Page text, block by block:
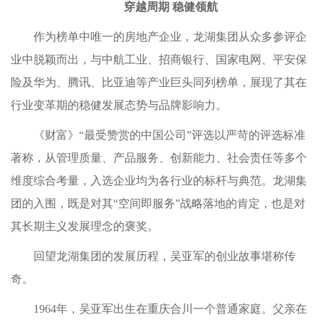
穿越周期 稳健领航
作为榜单中唯一的房地产企业，龙湖集团从众多参评企
业中脱颖而出，与中航工业、招商银行、国家电网、平安保
险及华为、腾讯、比亚迪等产业巨头同列榜单，展现了其在
行业变革期的稳健发展态势与品牌影响力。
《财富》“最受赞赏的中国公司”评选以严苛的评选标准
著称，从管理质量、产品服务、创新能力、社会责任等多个
维度综合考量，入选企业均为各行业的标杆与典范。龙湖集
团的入围，既是对其“空间即服务”战略落地的肯定，也是对
其长期主义发展理念的褒奖。
回望龙湖集团的发展历程，吴亚军的创业故事堪称传
奇。
1964年，吴亚军出生在重庆合川一个普通家庭。父亲在